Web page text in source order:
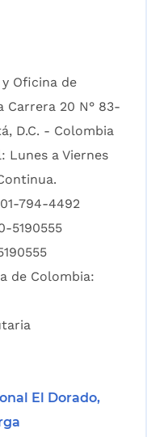
Oficina de
Carrera 20 N° 83-
D.C. - Colombia
Lunes a Viernes
794-4492
5190555
de Colombia:
El Dorado,